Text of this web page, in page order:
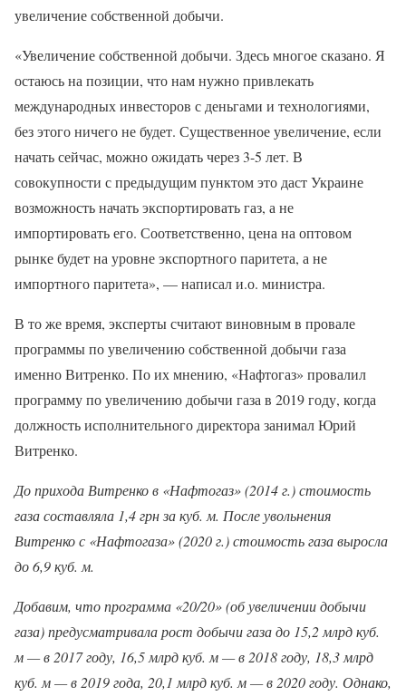
увеличение собственной добычи.
«Увеличение собственной добычи. Здесь многое сказано. Я
остаюсь на позиции, что нам нужно привлекать
международных инвесторов с деньгами и технологиями,
без этого ничего не будет. Существенное увеличение, если
начать сейчас, можно ожидать через 3-5 лет. В
совокупности с предыдущим пунктом это даст Украине
возможность начать экспортировать газ, а не
импортировать его. Соответственно, цена на оптовом
рынке будет на уровне экспортного паритета, а не
импортного паритета», — написал и.о. министра.
В то же время, эксперты считают виновным в провале
программы по увеличению собственной добычи газа
именно Витренко. По их мнению, «Нафтогаз» провалил
программу по увеличению добычи газа в 2019 году, когда
должность исполнительного директора занимал Юрий
Витренко.
До прихода Витренко в «Нафтогаз» (2014 г.) стоимость
газа составляла 1,4 грн за куб. м. После увольнения
Витренко с «Нафтогаза» (2020 г.) стоимость газа выросла
до 6,9 куб. м.
Добавим, что программа «20/20» (об увеличении добычи
газа) предусматривала рост добычи газа до 15,2 млрд куб.
м — в 2017 году, 16,5 млрд куб. м — в 2018 году, 18,3 млрд
куб. м — в 2019 года, 20,1 млрд куб. м — в 2020 году. Однако,